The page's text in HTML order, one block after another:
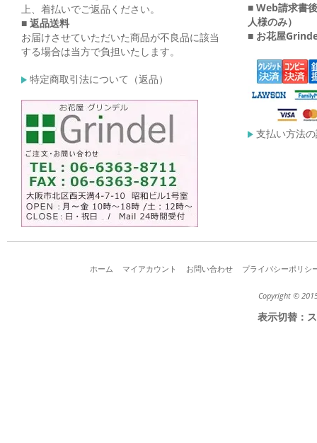
上、着払いでご返品ください。
■ 返品送料
お届けさせていただいた商品が不良品に該当
する場合は当方で負担いたします。
特定商取引法について（返品）
■ Web請求書
人様のみ）
■ お花屋
支払い方法
ホーム マイアカウント お問い合わせ プライバシーポリシ
Copyright ©
表示切替：